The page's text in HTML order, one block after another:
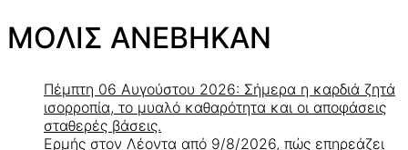
ΜΟΛΙΣ ΑΝΕΒΗΚΑΝ
Πέμπτη 06 Αυγούστου 2026: Σήμερα η καρδιά ζητά
ισορροπία, το μυαλό καθαρότητα και οι αποφάσεις
σταθερές βάσεις.
Ερμής στον Λέοντα από 9/8/2026, πώς επηρεάζει